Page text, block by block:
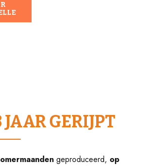
GERIJPT
geproduceerd, op